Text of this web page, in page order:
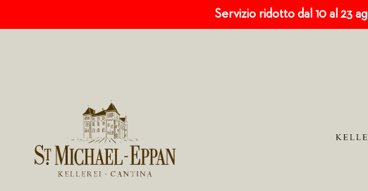
Servizio ridotto dal 10 al 23